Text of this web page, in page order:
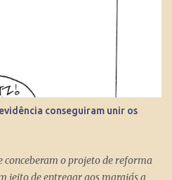
conseguiram unir os
conceberam o projeto de reforma
jeito de entregar aos marajás a